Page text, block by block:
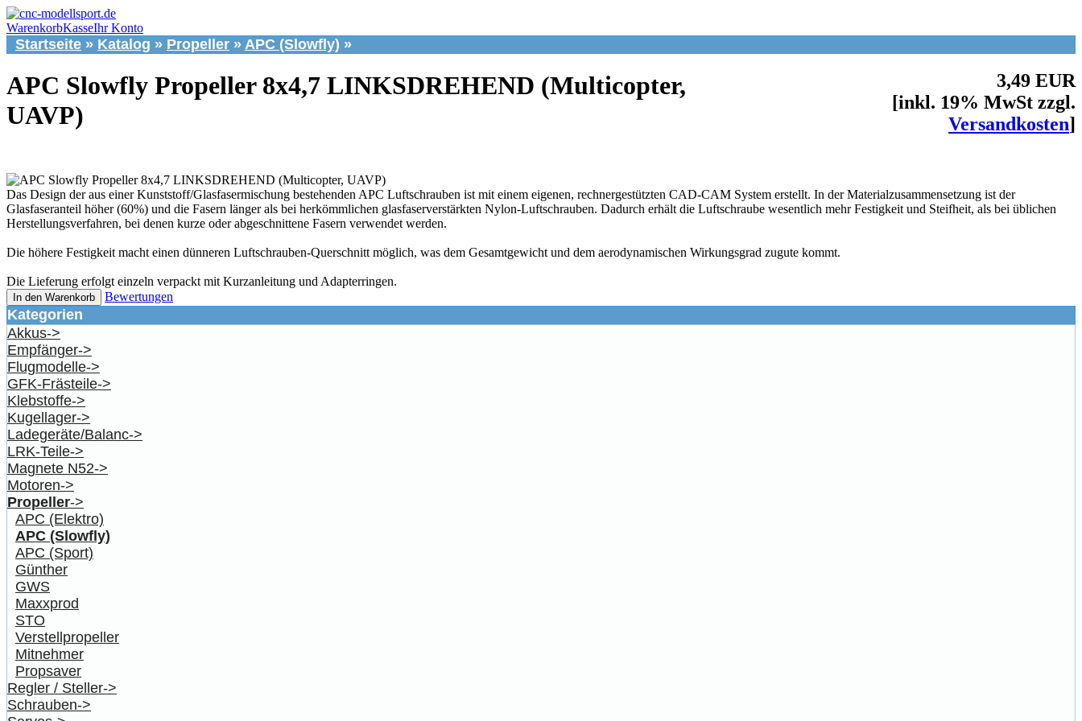
WarenkorbKasseIhr Konto
Startseite » Katalog » Propeller » APC (Slowfly) »
APC Slowfly Propeller 8x4,7 LINKSDREHEND (Multicopter,
UAVP)
3,49 EUR
[inkl. 19% MwSt zzgl.
Versandkosten]
Das Design der aus einer Kunststoff/Glasfasermischung bestehenden APC Luftschrauben ist mit einem eigenen, rechnergestützten CAD-CAM System erstellt. In der Materialzusammensetzung ist der
Glasfaseranteil höher (60%) und die Fasern länger als bei herkömmlichen glasfaserverstärkten Nylon-Luftschrauben. Dadurch erhält die Luftschraube wesentlich mehr Festigkeit und Steifheit, als bei üblichen
Herstellungsverfahren, bei denen kurze oder abgeschnittene Fasern verwendet werden.
Die höhere Festigkeit macht einen dünneren Luftschrauben-Querschnitt möglich, was dem Gesamtgewicht und dem aerodynamischen Wirkungsgrad zugute kommt.
Die Lieferung erfolgt einzeln verpackt mit Kurzanleitung und Adapterringen.
In den Warenkorb Bewertungen
Kategorien
Akkus->
Empfänger->
Flugmodelle->
GFK-Frästeile->
Klebstoffe->
Kugellager->
Ladegeräte/Balanc->
LRK-Teile->
Magnete N52->
Motoren->
Propeller->
APC (Elektro)
APC (Slowfly)
APC (Sport)
Günther
GWS
Maxxprod
STO
Verstellpropeller
Mitnehmer
Propsaver
Regler / Steller->
Schrauben->